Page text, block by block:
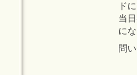
ド
当
に
問